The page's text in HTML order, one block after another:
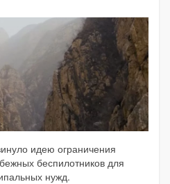
идею ограничения
беспилотников для
нужд.